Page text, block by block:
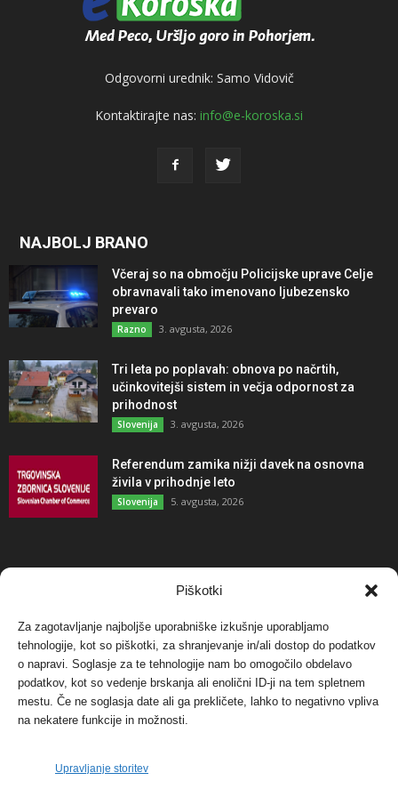
Piškotki
Za zagotavljanje najboljše uporabniške izkušnje uporabljamo
tehnologije, kot so piškotki, za shranjevanje in/ali dostop do podatkov
o napravi. Soglasje za te tehnologije nam bo omogočilo obdelavo
podatkov, kot so vedenje brskanja ali enolični ID-ji na tem spletnem
mestu. Če ne soglasja date ali ga prekličete, lahko to negativno vpliva
na nekatere funkcije in možnosti.
Upravljanje storitev
Odgovorni urednik: Samo Vidovič
Kontaktirajte nas: info@e-koroska.si
NAJBOLJ BRANO
Včeraj so na območju Policijske uprave Celje
obravnavali tako imenovano ljubezensko
prevaro
Razno 3. avgusta, 2026
Tri leta po poplavah: obnova po načrtih,
učinkovitejši sistem in večja odpornost za
prihodnost
Slovenija 3. avgusta, 2026
Referendum zamika nižji davek na osnovna
živila v prihodnje leto
Slovenija 5. avgusta, 2026
NAJBOLJ KOMENTIRANO
Protest proti vetrnim elektrarnam na Ojstrici, v
svetu pa vedno bolj...
Dogodki 12. maja, 2017
Tožilstvo v Celovcu v korist elektrarnam
Verbund